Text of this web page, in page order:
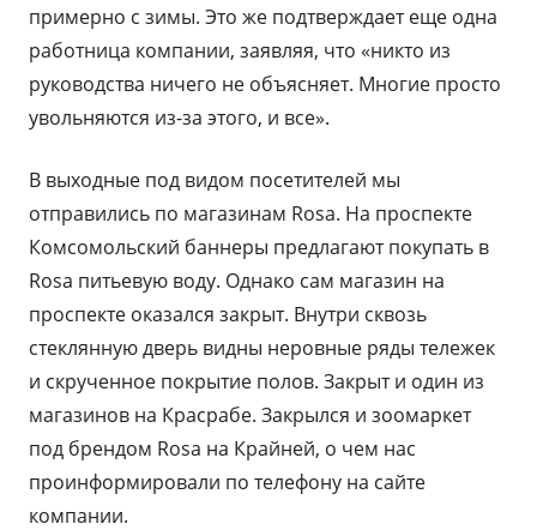
примерно с зимы. Это же подтверждает еще одна
работница компании, заявляя, что «никто из
руководства ничего не объясняет. Многие просто
увольняются из-за этого, и все».
В выходные под видом посетителей мы
отправились по магазинам Rosa. На проспекте
Комсомольский баннеры предлагают покупать в
Rosa питьевую воду. Однако сам магазин на
проспекте оказался закрыт. Внутри сквозь
стеклянную дверь видны неровные ряды тележек
и скрученное покрытие полов. Закрыт и один из
магазинов на Красрабе. Закрылся и зоомаркет
под брендом Rosa на Крайней, о чем нас
проинформировали по телефону на сайте
компании.